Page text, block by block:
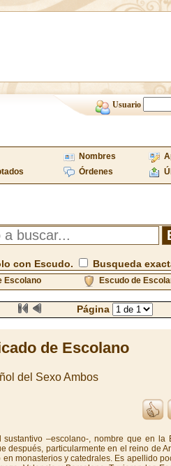
Usuario
Nombres
Órdenes
con Escudo. Busqueda
Escolano Escudo de
Página
de Escolano
del Sexo Ambos
–escolano-, nombre que en la
después, particularmente en el reino de
monasterios y catedrales. Es apellido